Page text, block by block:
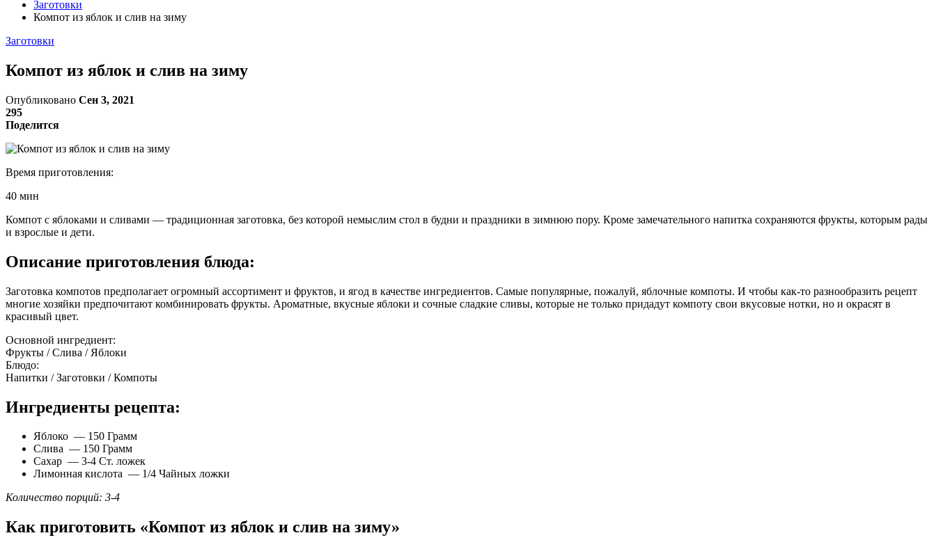
Заготовки
Компот из яблок и слив на зиму
Заготовки
Компот из яблок и слив на зиму
Опубликовано Сен 3, 2021
295
Поделится
Время приготовления:
40 мин
Компот с яблоками и сливами — традиционная заготовка, без которой немыслим стол в будни и праздники в зимнюю пору. Кроме замечательного напитка сохраняются фрукты, которым рады
и взрослые и дети.
Описание приготовления блюда:
Заготовка компотов предполагает огромный ассортимент и фруктов, и ягод в качестве ингредиентов. Самые популярные, пожалуй, яблочные компоты. И чтобы как-то разнообразить рецепт
многие хозяйки предпочитают комбинировать фрукты. Ароматные, вкусные яблоки и сочные сладкие сливы, которые не только придадут компоту свои вкусовые нотки, но и окрасят в
красивый цвет.
Основной ингредиент:
Фрукты / Слива / Яблоки
Блюдо:
Напитки / Заготовки / Компоты
Ингредиенты рецепта:
Яблоко — 150 Грамм
Слива — 150 Грамм
Сахар — 3-4 Ст. ложек
Лимонная кислота — 1/4 Чайных ложки
Количество порций: 3-4
Как приготовить «Компот из яблок и слив на зиму»